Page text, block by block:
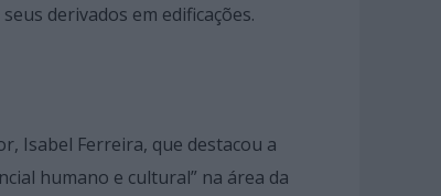
derivados em edificações.
Isabel Ferreira, que destacou a
humano e cultural” na área da